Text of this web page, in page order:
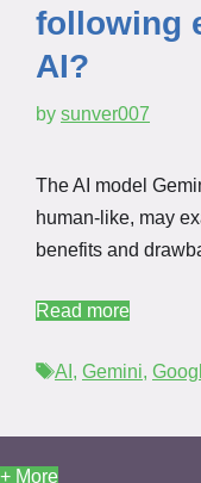
following
AI?
by sunver007
The AI model
human-like, may
benefits and
Read more
Tags
AI , Gemini,
+ More